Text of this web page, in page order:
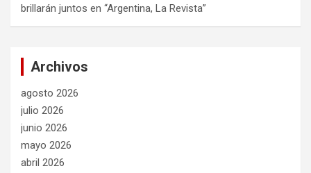
brillarán juntos en “Argentina, La Revista”
Archivos
agosto 2026
julio 2026
junio 2026
mayo 2026
abril 2026